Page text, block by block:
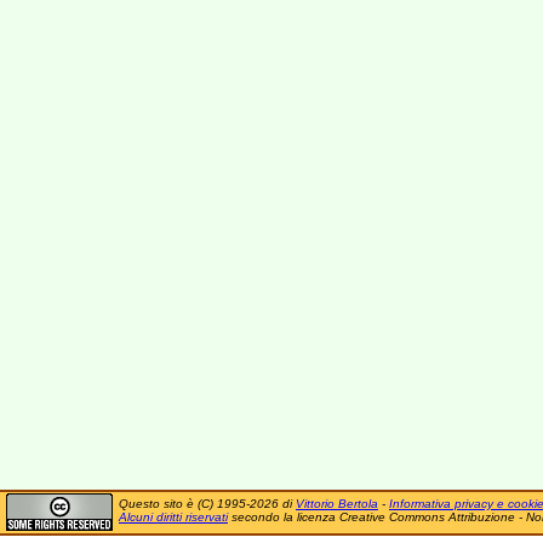
Questo sito è (C) 1995-2026 di Vittorio Bertola - Informativa privacy e cookie
Alcuni diritti riservatisecondo la licenza Creative Commons Attribuzione -